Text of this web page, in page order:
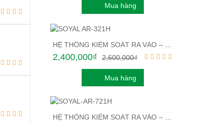
Mua hàng
2,600,000₫
2,400,000₫
Mua hàng